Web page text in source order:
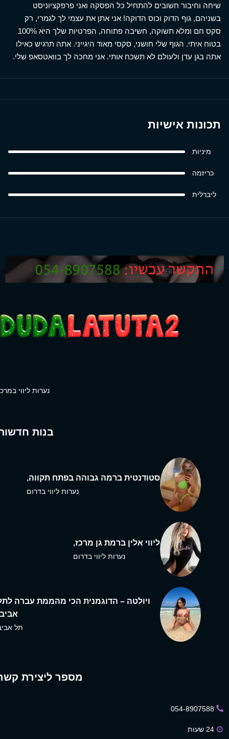
שיחה וחיבור חשובים להתחיל כל הפסקה ואני פרפקציוניסט
בשניהם, גוף הדוק וכוס הדוקה! אני אתן את עצמי לך לגמרי, רק
סקס חם ומלא תשוקה, חשיבה פתוחה, הפרטיות שלך היא 100%
בטוח איתי. הגוף שלי חושני, סקסי מאוד היגייני. אתה תרגיש כאילו
אתה בגן עדן ולעולם לא תשכח אותי. אני מחכה לך בוואטסאפ שלי.
תכונות אישיות
מיניות
כריזמה
ליברלית
נערות ליווי
בנות
סטודנטית ברמה גבוהה בפתח תקווה,
נערות ליווי בדרום
ליווי אלין ברמת גן מרכז,
נערות ליווי בדרום
ויולטה – הדוגמנית הכי מהממת עברה
תל
מספר ליצירת
054-8907588
24 שעות